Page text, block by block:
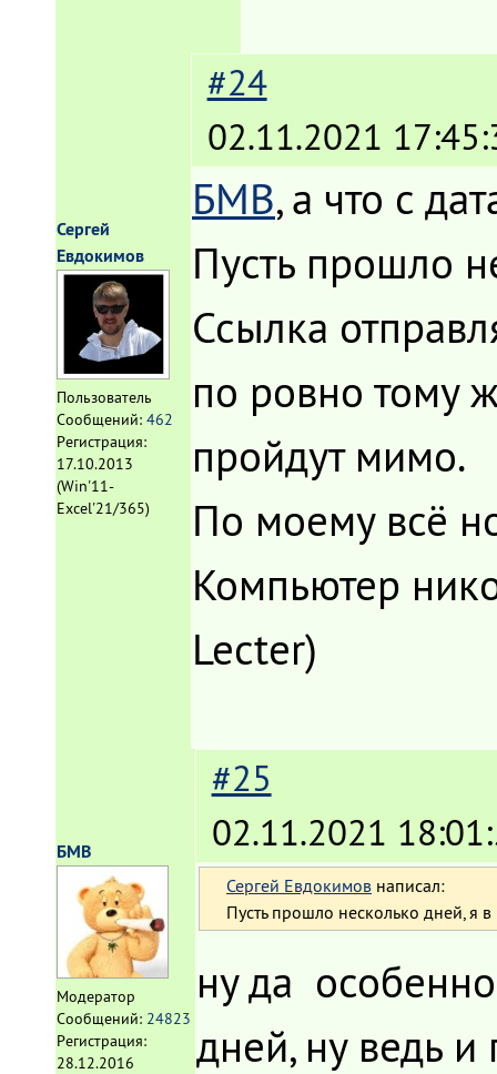
Сергей
Евдокимов
Пользователь
Сообщений: 462
Регистрация:
17.10.2013
(Win'11-
Excel'21/365)
#24
02.11.2021
БМВ, а что с
Пусть прошло
Ссылка
по ровно тому
пройдут мимо.
По моему всё
Компьютер
Lecter)
БМВ
Модератор
Сообщений: 24823
Регистрация:
28.12.2016
#25
02.11.2021
Сергей Евдокимов написал:
Пусть прошло несколько дней, я в
ну да
дней, ну ведь и